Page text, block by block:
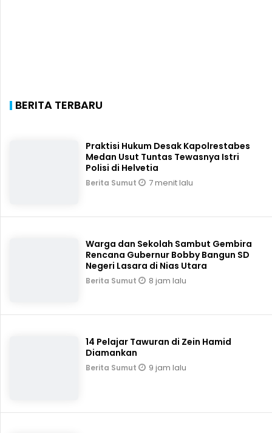
BERITA TERBARU
Praktisi Hukum Desak Kapolrestabes
Medan Usut Tuntas Tewasnya Istri
Polisi di Helvetia
Berita Sumut 7 menit lalu
Warga dan Sekolah Sambut Gembira
Rencana Gubernur Bobby Bangun SD
Negeri Lasara di Nias Utara
Berita Sumut 8 jam lalu
14 Pelajar Tawuran di Zein Hamid
Diamankan
Berita Sumut 9 jam lalu